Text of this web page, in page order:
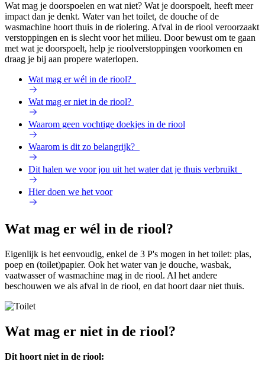
Wat mag je doorspoelen en wat niet? Wat je doorspoelt, heeft meer
impact dan je denkt. Water van het toilet, de douche of de
wasmachine hoort thuis in de riolering. Afval in de riool veroorzaakt
verstoppingen en is slecht voor het milieu. Door bewust om te gaan
met wat je doorspoelt, help je rioolverstoppingen voorkomen en
draag je bij aan propere waterlopen.
Wat mag er wél in de riool?
Wat mag er niet in de riool?
Waarom geen vochtige doekjes in de riool
Waarom is dit zo belangrijk?
Dit halen we voor jou uit het water dat je thuis verbruikt
Hier doen we het voor
Wat mag er wél in de riool?
Eigenlijk is het eenvoudig, enkel de 3 P's mogen in het toilet: plas,
poep en (toilet)papier. Ook het water van je douche, wasbak,
vaatwasser of wasmachine mag in de riool. Al het andere
beschouwen we als afval in de riool, en dat hoort daar niet thuis.
Wat mag er niet in de riool?
Dit hoort niet in de riool: